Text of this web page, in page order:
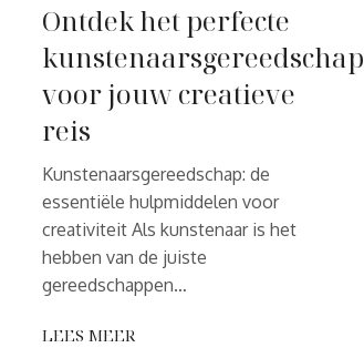
Ontdek het perfecte
kunstenaarsgereedschap
voor jouw creatieve
reis
Kunstenaarsgereedschap: de
essentiële hulpmiddelen voor
creativiteit Als kunstenaar is het
hebben van de juiste
gereedschappen…
LEES MEER